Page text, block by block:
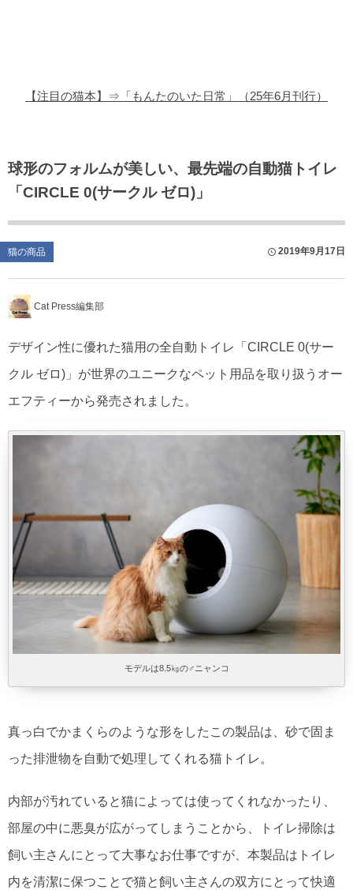
【注目の猫本】⇒「もんたのいた日常」（25年6月刊行）
球形のフォルムが美しい、最先端の自動猫トイレ
「CIRCLE 0(サークル ゼロ)」
猫の商品 2019年9月17日
Cat Press編集部
デザイン性に優れた猫用の全自動トイレ「CIRCLE 0(サー
クル ゼロ)」が世界のユニークなペット用品を取り扱うオー
エフティーから発売されました。
モデルは8.5㎏の♂ニャンコ
真っ白でかまくらのような形をしたこの製品は、砂で固ま
った排泄物を自動で処理してくれる猫トイレ。
内部が汚れていると猫によっては使ってくれなかったり、
部屋の中に悪臭が広がってしまうことから、トイレ掃除は
飼い主さんにとって大事なお仕事ですが、本製品はトイレ
内を清潔に保つことで猫と飼い主さんの双方にとって快適
猫のゲーム・アプリ
猫のフリー写真素材